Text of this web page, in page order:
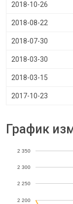
2018-10-26
2018-08-22
2018-07-30
2018-03-30
2018-03-15
2017-10-23
График
2 200
2 250
2 300
2 350